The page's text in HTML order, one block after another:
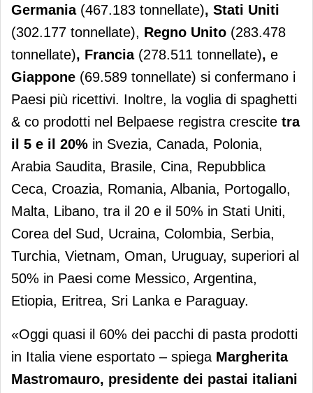
Germania (467.183 tonnellate), Stati Uniti
(302.177 tonnellate), Regno Unito (283.478
tonnellate), Francia (278.511 tonnellate), e
Giappone (69.589 tonnellate) si confermano i
Paesi più ricettivi. Inoltre, la voglia di spaghetti
& co prodotti nel Belpaese registra crescite tra
il 5 e il 20% in Svezia, Canada, Polonia,
Arabia Saudita, Brasile, Cina, Repubblica
Ceca, Croazia, Romania, Albania, Portogallo,
Malta, Libano, tra il 20 e il 50% in Stati Uniti,
Corea del Sud, Ucraina, Colombia, Serbia,
Turchia, Vietnam, Oman, Uruguay, superiori al
50% in Paesi come Messico, Argentina,
Etiopia, Eritrea, Sri Lanka e Paraguay.
«Oggi quasi il 60% dei pacchi di pasta prodotti
in Italia viene esportato – spiega Margherita
Mastromauro, presidente dei pastai italiani